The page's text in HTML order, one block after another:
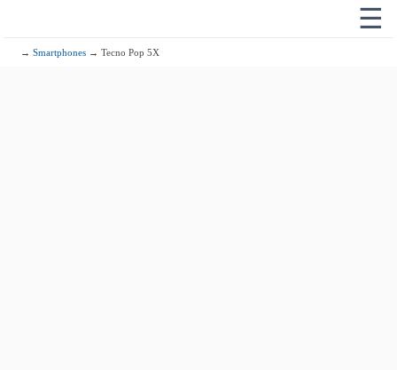
☰
→Smartphones → Tecno Pop 5X